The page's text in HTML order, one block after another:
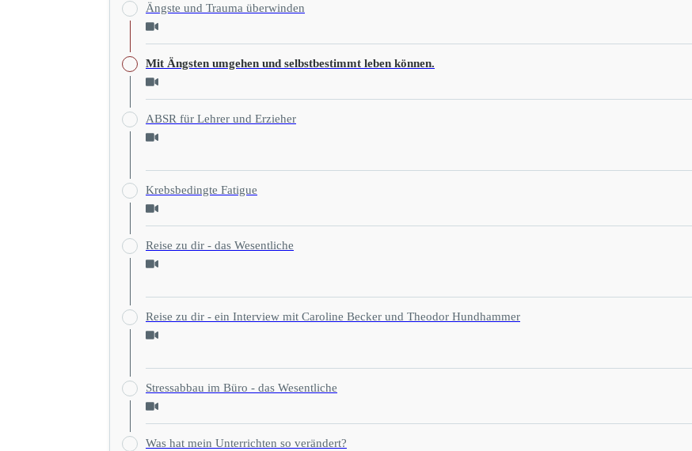
Ängste und Trauma überwinden
Mit Ängsten umgehen und selbstbestimmt leben können.
ABSR für Lehrer und Erzieher
Krebsbedingte Fatigue
Reise zu dir - das Wesentliche
Reise zu dir - ein Interview mit Caroline Becker und Theodor Hundhammer
Stressabbau im Büro - das Wesentliche
Was hat mein Unterrichten so verändert?